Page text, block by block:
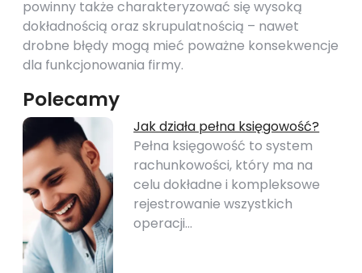
powinny także charakteryzować się wysoką
dokładnością oraz skrupulatnością – nawet
drobne błędy mogą mieć poważne konsekwencje
dla funkcjonowania firmy.
Polecamy
Jak działa pełna księgowość?
Pełna księgowość to system
rachunkowości, który ma na
celu dokładne i kompleksowe
rejestrowanie wszystkich
operacji…